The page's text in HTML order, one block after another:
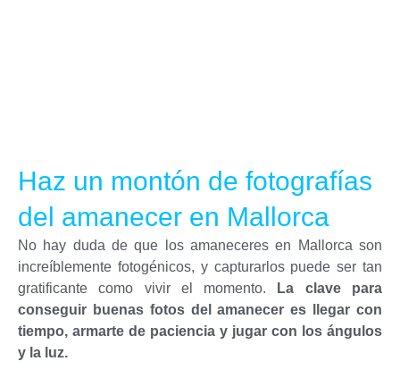
Haz un montón de fotografías
del amanecer en Mallorca
No hay duda de que los amaneceres en Mallorca son
increíblemente fotogénicos, y capturarlos puede ser tan
gratificante como vivir el momento.
La clave para
conseguir buenas fotos del amanecer es llegar con
tiempo, armarte de paciencia y jugar con los ángulos
y la luz.